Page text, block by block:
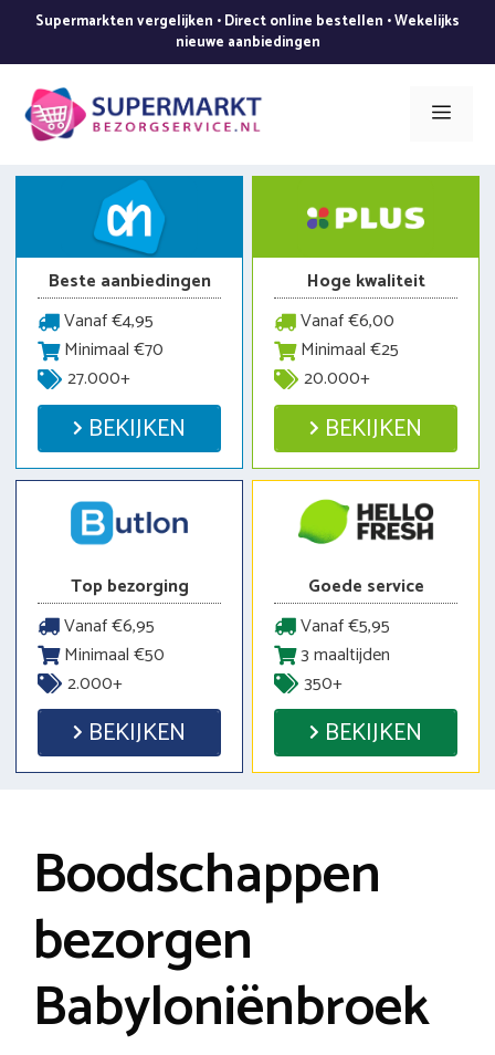
de
inhoud
Supermarkten vergelijken • Direct online bestellen • Wekelijks
nieuwe aanbiedingen
Menu
Beste aanbiedingen
Vanaf €4,95
Minimaal €70
27.000+
BEKIJKEN
Hoge kwaliteit
Vanaf €6,00
Minimaal €25
20.000+
BEKIJKEN
Top bezorging
Vanaf €6,95
Minimaal €50
2.000+
BEKIJKEN
Goede service
Vanaf €5,95
3 maaltijden
350+
BEKIJKEN
Boodschappen
bezorgen
Babyloniënbroek